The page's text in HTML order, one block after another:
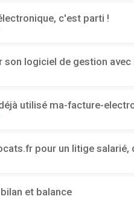
c'est parti !
son logiciel de gestion
utilisé ma-facture-
pour un litige salarié,
et balance